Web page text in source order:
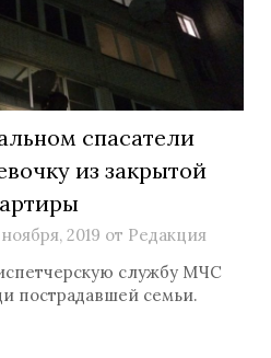
спасатели
из закрытой
2019 от Редакция
службу МЧС
пострадавшей семьи.